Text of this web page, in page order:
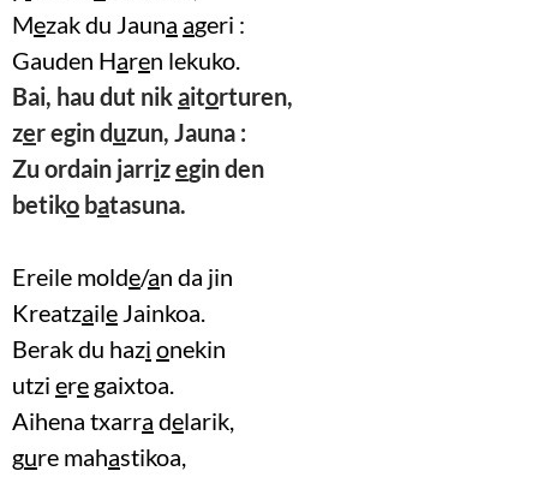
Mezak du Jauna ageri :
Gauden Haren lekuko.
Bai, hau dut nikaitorturen,
zer egin duzun, Jauna :
Zu ordain jarrizegin den
betiko batasuna.
Ereile molde/an da jin
Kreatzaile Jainkoa.
Berak du hazi onekin
utzi ere gaixtoa.
Aihena txarra delarik,
gure mahastikoa,